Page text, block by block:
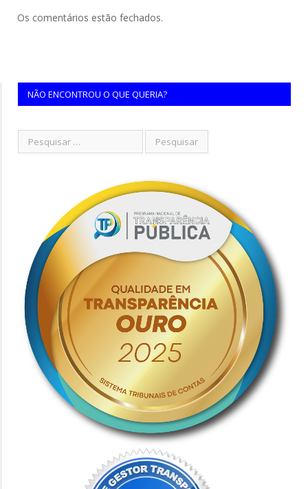
Os comentários estão fechados.
NÃO ENCONTROU O QUE QUERIA?